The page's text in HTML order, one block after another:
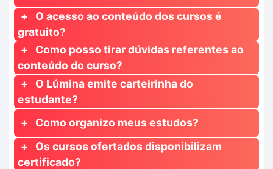
O acesso ao conteúdo dos cursos é
gratuito?
Como posso tirar dúvidas referentes ao
conteúdo do curso?
O Lúmina emite carteirinha do
estudante?
Como organizo meus estudos?
Os cursos ofertados disponibilizam
certificado?